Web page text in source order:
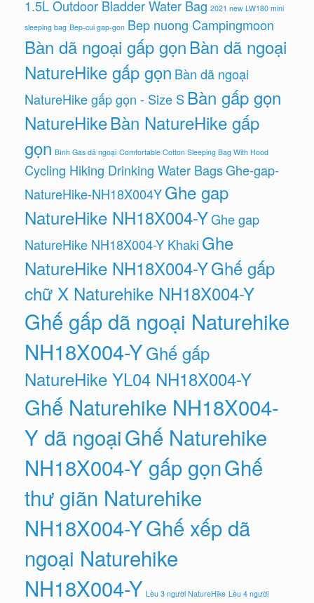
1.5L Outdoor Bladder Water Bag 2021 new LW180 mini
sleeping bag Bep-cui gap-gon Bep nuong Campingmoon
Bàn dã ngoại gấp gọnBàn dã ngoại
NatureHike gấp gọn Bàn dã ngoại
NatureHike gấp gọn - Size SBàn gấp gọn
NatureHikeBàn NatureHike gấp
gọn Bình Gas dã ngoại Comfortable Cotton Sleeping Bag With Hood
Cycling Hiking Drinking Water BagsGhe-gap-
NatureHike-NH18X004YGhe gap
NatureHike NH18X004-YGhe gap
NatureHike NH18X004-Y Khaki Ghe
NatureHike NH18X004-YGhế gấp
chữ X Naturehike NH18X004-Y
Ghế gấp dã ngoại Naturehike
NH18X004-YGhế gấp
NatureHike YL04 NH18X004-Y
Ghế Naturehike NH18X004-
Y dã ngoạiGhế Naturehike
NH18X004-Y gấp gọnGhế
thư giãn Naturehike
NH18X004-YGhế xếp dã
ngoại Naturehike
NH18X004-Y Lều 3 người NatureHike Lều 4 người